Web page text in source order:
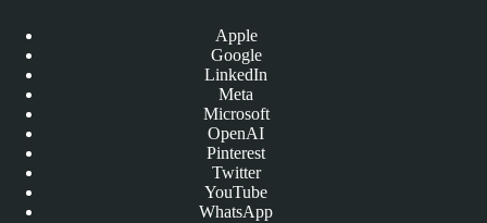
Apple
Google
LinkedIn
Meta
Microsoft
OpenAI
Pinterest
Twitter
YouTube
WhatsApp